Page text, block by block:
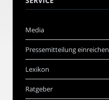
Media
Pressemitteilung einreichen
Lexikon
Ratgeber